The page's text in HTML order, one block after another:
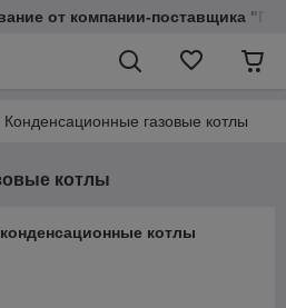
от компании-поставщика
Конденсационные газовые котлы
котлы
котлы